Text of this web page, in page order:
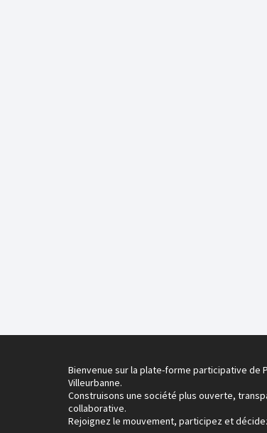
Bienvenue sur la plate-forme participative de
Villeurbanne.
Construisons une société plus ouverte,
collaborative.
Rejoignez le mouvement, participez et